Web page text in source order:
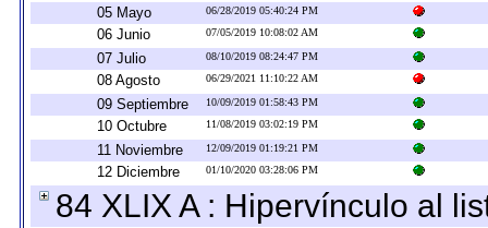
05 Mayo 06/28/2019 05:40:24 PM
06 Junio 07/05/2019 10:08:02 AM
07 Julio 08/10/2019 08:24:47 PM
08 Agosto 06/29/2021 11:10:22 AM
09 Septiembre 10/09/2019 01:58:43 PM
10 Octubre 11/08/2019 03:02:19 PM
11 Noviembre 12/09/2019 01:19:21 PM
12 Diciembre 01/10/2020 03:28:06 PM
84 XLIX A : Hipervínculo al